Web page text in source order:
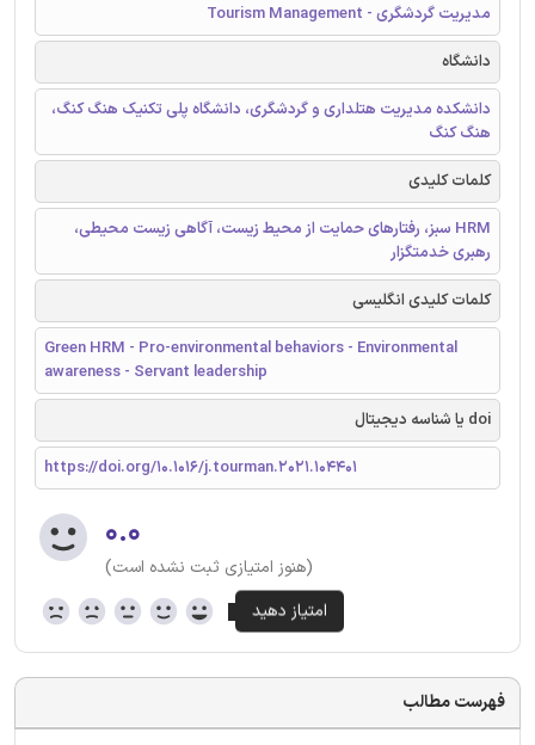
مدیریت گردشگری - Tourism Management
دانشگاه
دانشکده مدیریت هتلداری و گردشگری، دانشگاه پلی تکنیک هنگ کنگ،
هنگ کنگ
کلمات کلیدی
HRM سبز، رفتارهای حمایت از محیط زیست، آگاهی زیست محیطی،
رهبری خدمتگزار
کلمات کلیدی انگلیسی
Green HRM - Pro-environmental behaviors - Environmental
awareness - Servant leadership
doi یا شناسه دیجیتال
https://doi.org/10.1016/j.tourman.2021.104401
۰.۰
(هنوز امتیازی ثبت نشده است)
فهرست مطالب